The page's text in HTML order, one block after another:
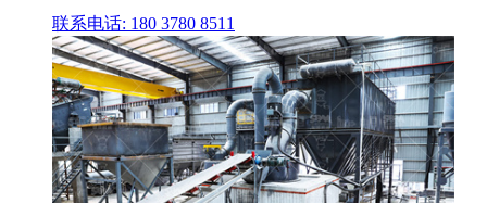
联系电话: 180 3780 8511